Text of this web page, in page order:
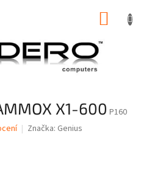
X1-600 P160
Značka: Genius